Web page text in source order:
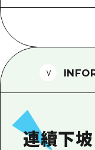
治
1
2
常
連續下